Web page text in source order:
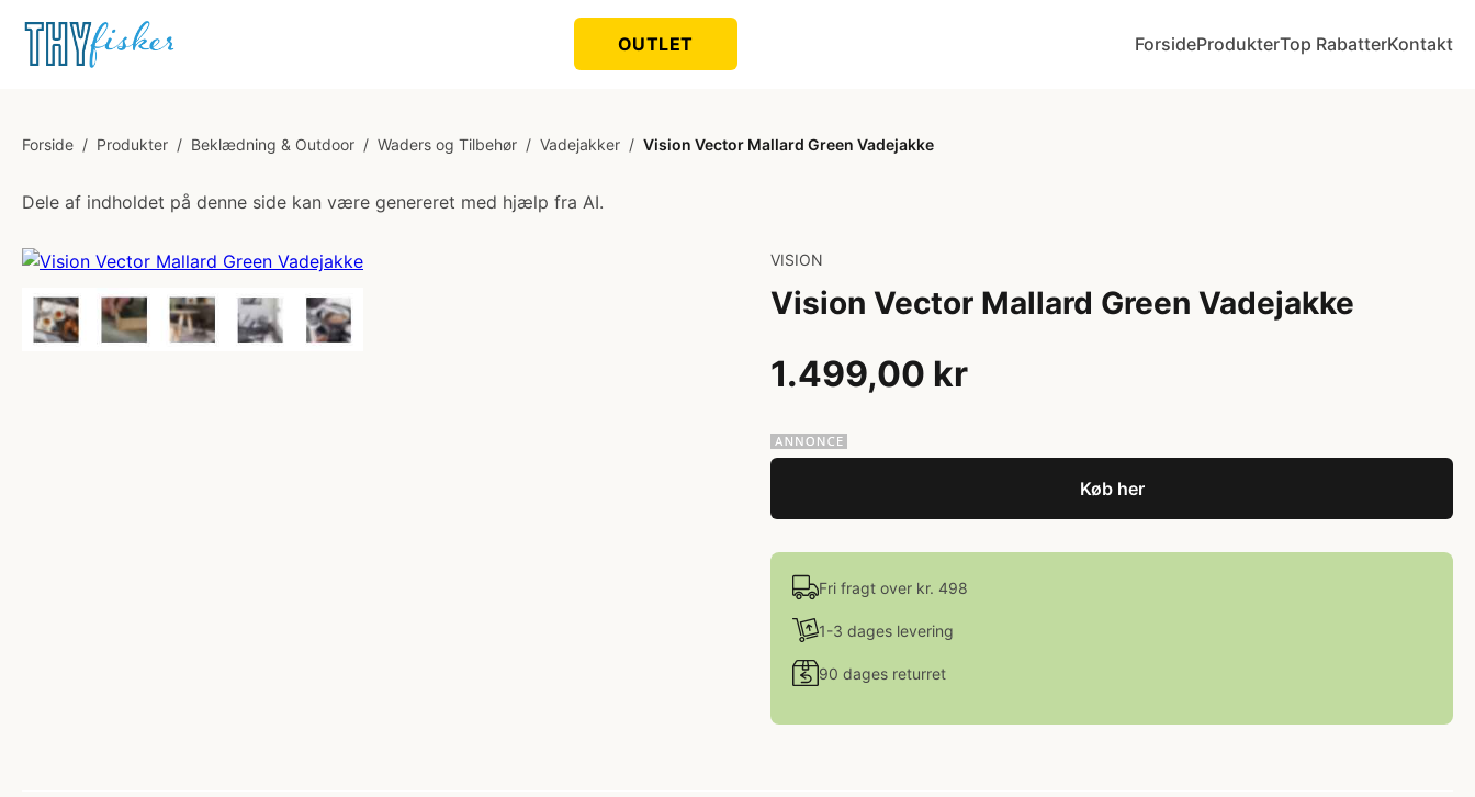
OUTLET ForsideProdukterTop RabatterKontakt
Forside / Produkter / Beklædning & Outdoor / Waders og Tilbehør / Vadejakker / Vision Vector Mallard Green Vadejakke
Dele af indholdet på denne side kan være genereret med hjælp fra AI.
VISION
Vision Vector Mallard Green Vadejakke
1.499,00 kr
Køb her
Fri fragt over kr. 498
1-3 dages levering
90 dages returret